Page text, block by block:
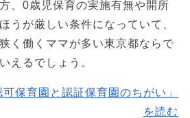
、0歳児保育の実施有無や開所
うが厳しい条件になっていて、
く働くママが多い東京都ならで
えるでしょう。
可保育園と認証保育園のちがい」
を読む